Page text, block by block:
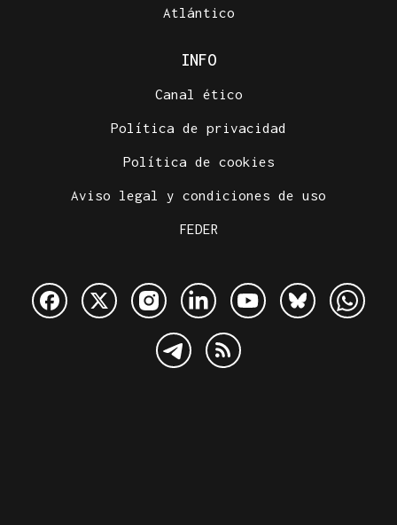
Atlántico
INFO
Canal ético
Política de privacidad
Política de cookies
Aviso legal y condiciones de uso
FEDER